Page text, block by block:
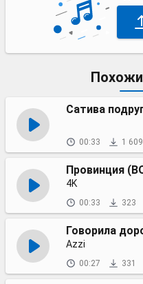
Сатива
00:33 1 609
Провинция
4K
00:33 323
Говорила
Azzi
00:27 331